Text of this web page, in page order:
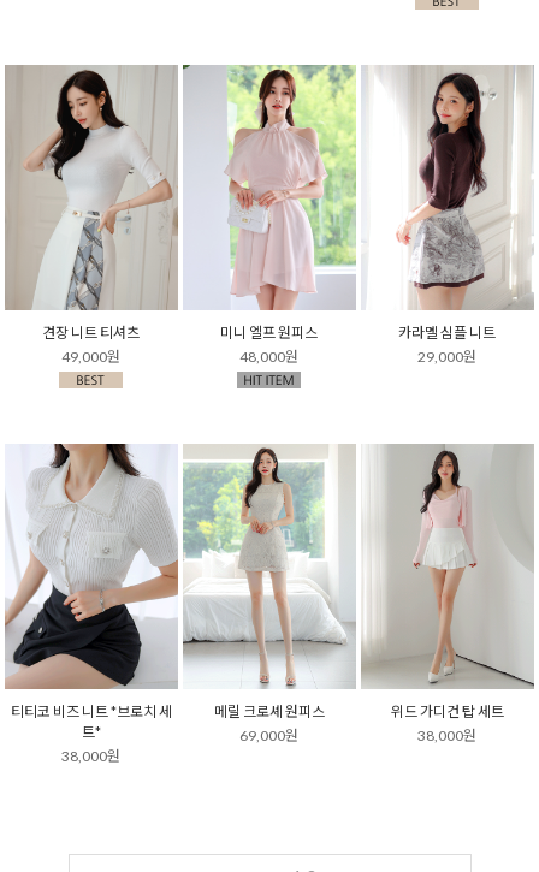
견장 니트 티셔츠
49,000원
미니 엘프 원피스
48,000원
카라멜 심플 니트
29,000원
티티코 비즈 니트 *브로치 세
트*
38,000원
메릴 크로셰 원피스
69,000원
위드 가디건 탑 세트
38,000원